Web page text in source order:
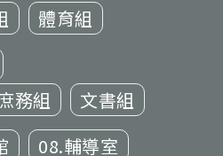
體育組
務組
文書組
08.輔導室